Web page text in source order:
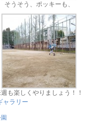
そうそう、ポッキーも、
も楽しくやりましょう！！
ャラリー